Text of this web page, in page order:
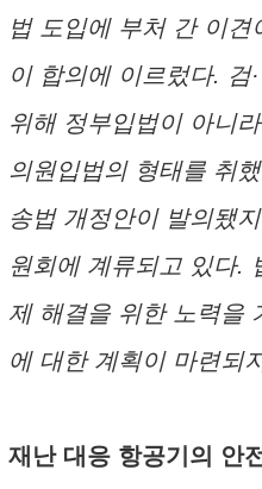
법 도입에 부처 간 이
이 합의에 이르렀다. 검
위해 정부입법이 아니
의원입법의 형태를 취
송법 개정안이 발의됐
원회에 계류되고 있다.
제 해결을 위한 노력을
에 대한 계획이 마련되
재난 대응 항공기의 안